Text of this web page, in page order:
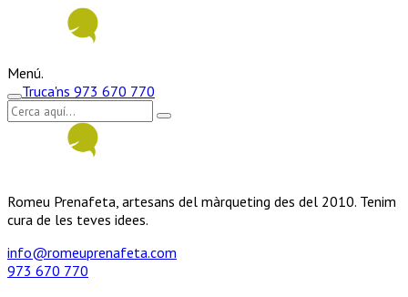
Menú.
Truca'ns 973 670 770
Romeu Prenafeta, artesans del màrqueting des del 2010. Tenim
cura de les teves idees.
info@romeuprenafeta.com
973 670 770